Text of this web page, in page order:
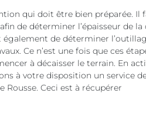
qui doit être bien préparée. Il
de déterminer l’épaisseur de la
également de déterminer
Ce n’est une fois que ces
à décaisser le terrain. En
à votre disposition un service
Rousse. Ceci est à récupérer